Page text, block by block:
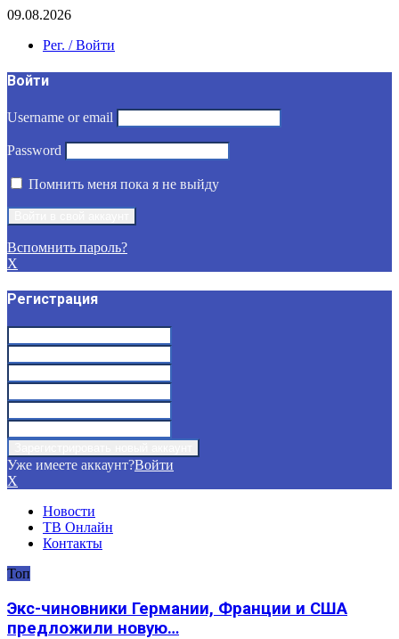
09.08.2026
Рег. / Войти
Войти
Username or email
Password
Помнить меня пока я не выйду
Вспомнить пароль?
X
Регистрация
Уже имеете аккаунт?Войти
X
Новости
ТВ Онлайн
Контакты
Топ
Экс-чиновники Германии, Франции и США
предложили новую…